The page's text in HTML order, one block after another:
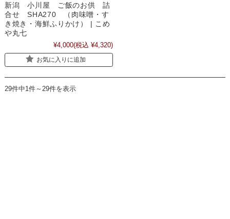
新潟 小川屋 ご飯のお供 詰
合せ SHA270 （肉味噌・す
き焼き・海鮮ふりかけ） | こめ
や丸七
¥4,000(税込 ¥4,320)
お気に入りに追加
29件中1件～29件を表示